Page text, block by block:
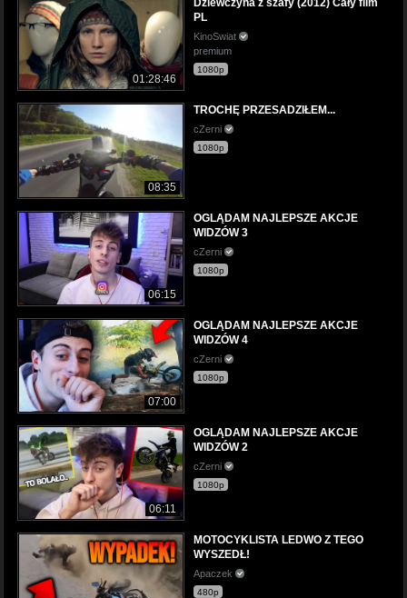
01:28:46
Dziewczyna z szafy (2012) Cały film
PL
KinoSwiat
premium
1080p
08:35
TROCHĘ PRZESADZIŁEM...
cZerni
1080p
06:15
OGLĄDAM NAJLEPSZE AKCJE
WIDZÓW 3
cZerni
1080p
07:00
OGLĄDAM NAJLEPSZE AKCJE
WIDZÓW 4
cZerni
1080p
06:11
OGLĄDAM NAJLEPSZE AKCJE
WIDZÓW 2
cZerni
1080p
MOTOCYKLISTA LEDWO Z TEGO
WYSZEDŁ!
Apaczek
480p